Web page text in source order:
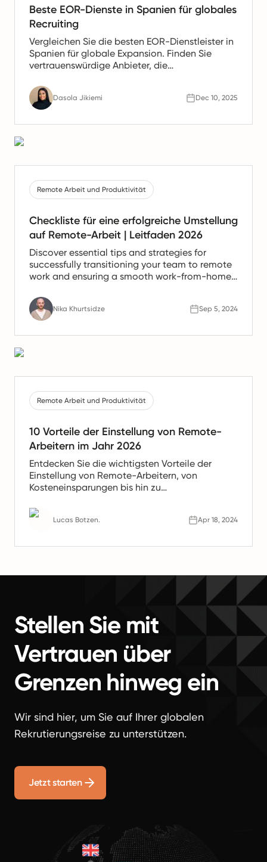
Beste EOR-Dienste in Spanien für globales
Recruiting
Vergleichen Sie die besten EOR-Dienstleister in
Spanien für globale Expansion. Finden Sie
vertrauenswürdige Anbieter, die
Unterstützung für spanische Teams anbieten.
Dasola Jikiemi Dec 10, 2025
Remote Arbeit und Produktivität
Checkliste für eine erfolgreiche Umstellung
auf Remote-Arbeit | Leitfaden 2026
Discover essential tips and strategies for
successfully transitioning your team to remote
work and ensuring a smooth work-from-home
Nika Khurtsidze Sep 5, 2024
Remote Arbeit und Produktivität
10 Vorteile der Einstellung von Remote-
Arbeitern im Jahr 2026
Entdecken Sie die wichtigsten Vorteile der
Einstellung von Remote-Arbeitern, von
Kosteneinsparungen bis hin zu
Remote-Teams die Zukunft der Arbeit sind.
Lucas Botzen. Apr 18, 2024
Stellen Sie mit
Vertrauen über
Grenzen hinweg ein
Wir sind hier, um Sie auf Ihrer globalen
Rekrutierungsreise zu unterstützen.
Jetzt starten